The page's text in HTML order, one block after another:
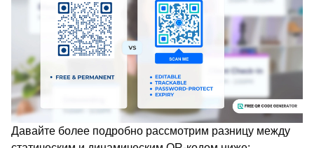
Давайте более подробно рассмотрим разницу между